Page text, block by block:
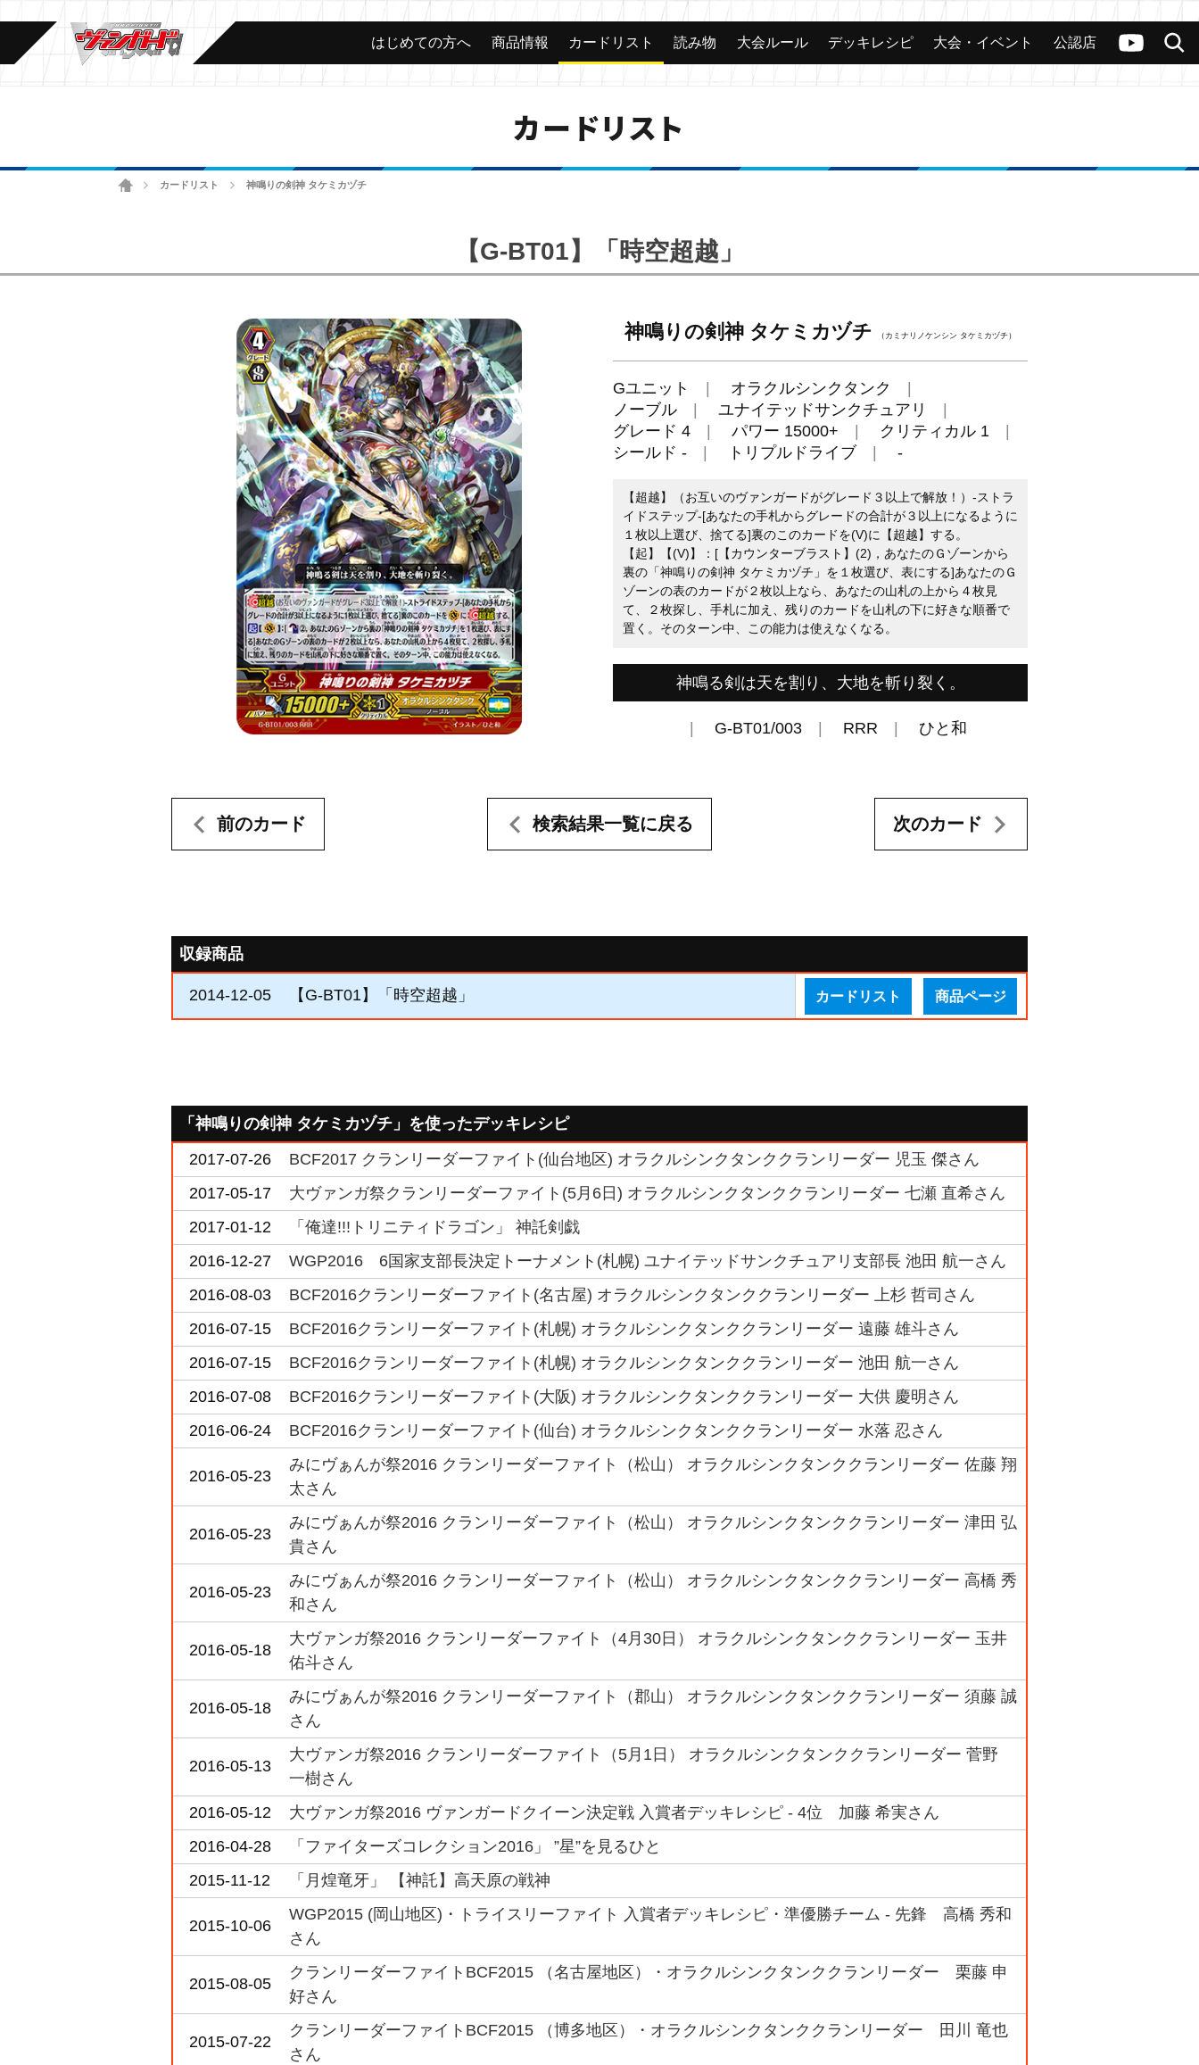
ヴァンガードch
検索
カード 大会 公認店舗 その他
はじめての方へ 商品情報 カードリスト 読み物 大会ルール デッキレシピ 大会・イベント 公認店
カードリスト
ホームカードリスト 神鳴りの剣神 タケミカヅチ
【G-BT01】「時空超越」
神鳴りの剣神 タケミカヅチ （カミナリノケンシン タケミカヅチ）
Gユニット
オラクルシンクタンク
ノーブル
ユナイテッドサンクチュアリ
グレード 4
パワー 15000+
クリティカル 1
シールド -
トリプルドライブ -
【超越】（お互いのヴァンガードがグレード３以上で解放！）-ストラ
イドステップ-[あなたの手札からグレードの合計が３以上になるように
１枚以上選び、捨てる]裏のこのカードを(V)に【超越】する。
【起】【(V)】：[【カウンターブラスト】(2)，あなたのＧゾーンから
裏の「神鳴りの剣神 タケミカヅチ」を１枚選び、表にする]あなたのＧ
ゾーンの表のカードが２枚以上なら、あなたの山札の上から４枚見
て、２枚探し、手札に加え、残りのカードを山札の下に好きな順番で
置く。そのターン中、この能力は使えなくなる。
神鳴る剣は天を割り、大地を斬り裂く。
G-BT01/003 RRR ひと和
前のカード 検索結果一覧に戻る 次のカード
収録商品
2014-12-05 【G-BT01】「時空超越」 カードリスト 商品ページ
「神鳴りの剣神 タケミカヅチ」を使ったデッキレシピ
2017-07-26
BCF2017 クランリーダーファイト(仙台地区) オラクルシンクタンククランリーダー 児玉 傑さん
2017-05-17
大ヴァンガ祭クランリーダーファイト(5月6日) オラクルシンクタンククランリーダー 七瀬 直希さん
2017-01-12
「俺達!!!トリニティドラゴン」 神託剣戯
2016-12-27
WGP2016 6国家支部長決定トーナメント(札幌) ユナイテッドサンクチュアリ支部長 池田 航一さん
2016-08-03
BCF2016クランリーダーファイト(名古屋) オラクルシンクタンククランリーダー 上杉 哲司さん
2016-07-15
BCF2016クランリーダーファイト(札幌) オラクルシンクタンククランリーダー 遠藤 雄斗さん
2016-07-15
BCF2016クランリーダーファイト(札幌) オラクルシンクタンククランリーダー 池田 航一さん
2016-07-08
BCF2016クランリーダーファイト(大阪) オラクルシンクタンククランリーダー 大供 慶明さん
2016-06-24
BCF2016クランリーダーファイト(仙台) オラクルシンクタンククランリーダー 水落 忍さん
2016-05-23
みにヴぁんが祭2016 クランリーダーファイト（松山） オラクルシンクタンククランリーダー 佐藤 翔
太さん
2016-05-23
みにヴぁんが祭2016 クランリーダーファイト（松山） オラクルシンクタンククランリーダー 津田 弘
貴さん
2016-05-23
みにヴぁんが祭2016 クランリーダーファイト（松山） オラクルシンクタンククランリーダー 高橋 秀
和さん
2016-05-18
大ヴァンガ祭2016 クランリーダーファイト（4月30日） オラクルシンクタンククランリーダー 玉井
佑斗さん
2016-05-18
みにヴぁんが祭2016 クランリーダーファイト（郡山） オラクルシンクタンククランリーダー 須藤 誠
さん
2016-05-13
大ヴァンガ祭2016 クランリーダーファイト（5月1日） オラクルシンクタンククランリーダー 菅野
一樹さん
2016-05-12
大ヴァンガ祭2016 ヴァンガードクイーン決定戦 入賞者デッキレシピ - 4位 加藤 希実さん
2016-04-28
「ファイターズコレクション2016」 ”星”を見るひと
2015-11-12
「月煌竜牙」 【神託】高天原の戦神
2015-10-06
WGP2015 (岡山地区)・トライスリーファイト 入賞者デッキレシピ・準優勝チーム - 先鋒 高橋 秀和
さん
2015-08-05
クランリーダーファイトBCF2015 （名古屋地区）・オラクルシンクタンククランリーダー 栗藤 申
好さん
2015-07-22
クランリーダーファイトBCF2015 （博多地区）・オラクルシンクタンククランリーダー 田川 竜也
さん